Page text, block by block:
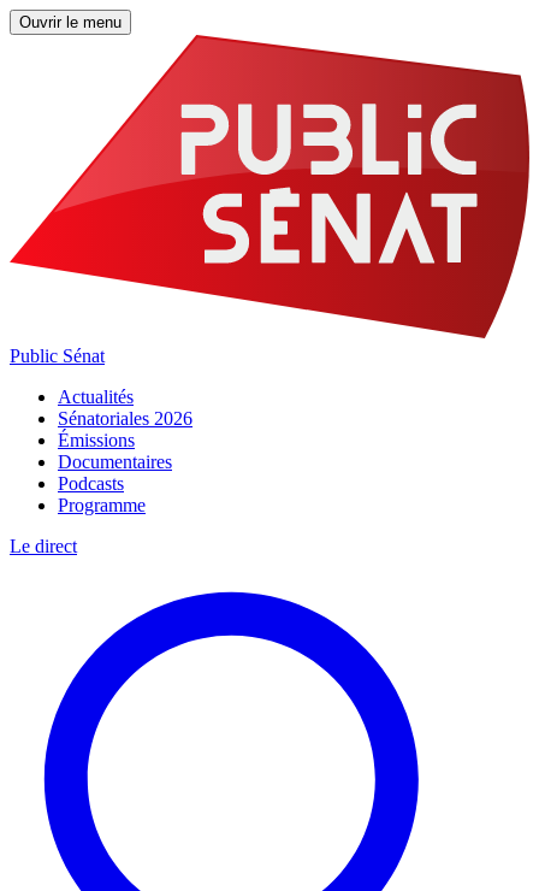
Ouvrir le menu
Public Sénat
Actualités
Sénatoriales 2026
Émissions
Documentaires
Podcasts
Programme
Le direct